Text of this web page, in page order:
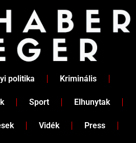
politika Kriminális
Sport Elhunytak
Vidék Press